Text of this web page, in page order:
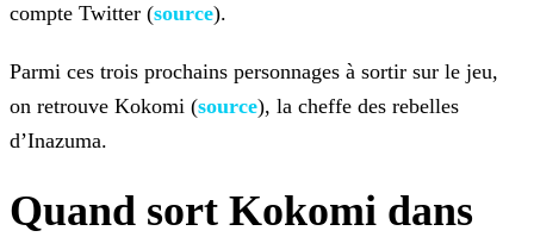
compte Twitter (source).
Parmi ces trois prochains personnages à sortir sur le jeu,
on retrouve Kokomi (source), la cheffe des rebelles
d’Inazuma.
Quand sort Kokomi dans